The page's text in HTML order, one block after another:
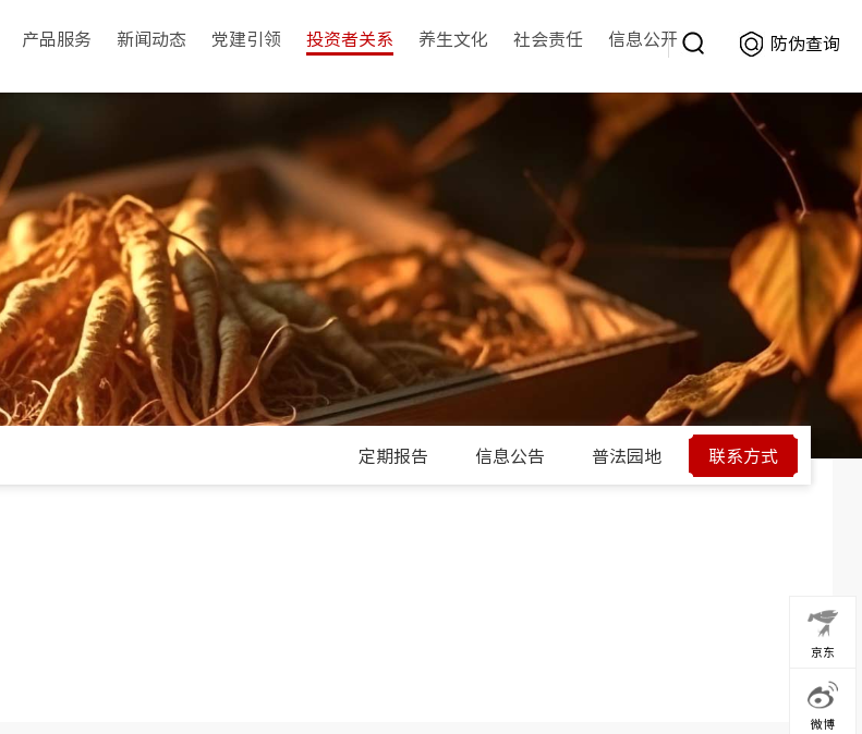
产品服务
防伪查询
新闻动态
企业公示
人才招聘
政策导航
党建引领
二十大专栏
二十届三中全会专栏
二十届四中全会专栏
廉政工作
工会工作
团建工作
投资者关系
普法园地
联系方式
养生文化
同仁小堂
社会责任 信息公开 防伪查询
定期报告 信息公告 普法园地 联系方式
京东
微博